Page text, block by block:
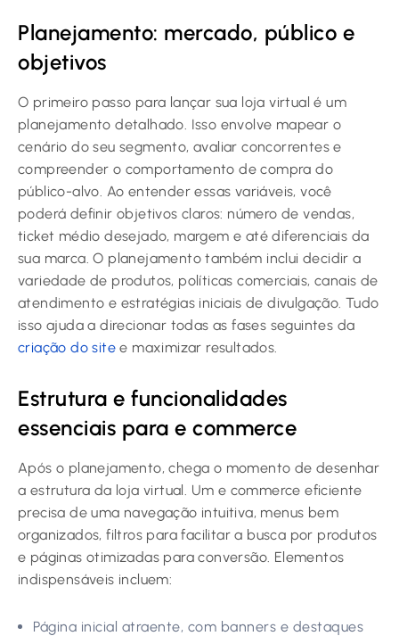
Planejamento: mercado, público e
objetivos
O primeiro passo para lançar sua loja virtual é um
planejamento detalhado. Isso envolve mapear o
cenário do seu segmento, avaliar concorrentes e
compreender o comportamento de compra do
público-alvo. Ao entender essas variáveis, você
poderá definir objetivos claros: número de vendas,
ticket médio desejado, margem e até diferenciais da
sua marca. O planejamento também inclui decidir a
variedade de produtos, políticas comerciais, canais de
atendimento e estratégias iniciais de divulgação. Tudo
isso ajuda a direcionar todas as fases seguintes da
criação do site e maximizar resultados.
Estrutura e funcionalidades
essenciais para e commerce
Após o planejamento, chega o momento de desenhar
a estrutura da loja virtual. Um e commerce eficiente
precisa de uma navegação intuitiva, menus bem
organizados, filtros para facilitar a busca por produtos
e páginas otimizadas para conversão. Elementos
indispensáveis incluem:
Página inicial atraente, com banners e destaques